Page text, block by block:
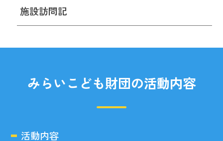
施設訪問記
みらいこども財団の活動内容
活動内容